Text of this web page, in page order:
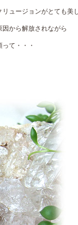
ュージョンがとても美し
から解放されながら
て・・・